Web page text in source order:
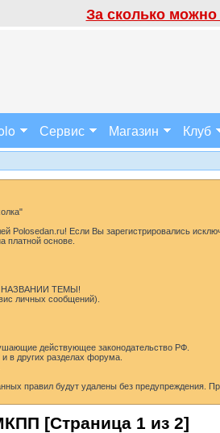
За сколько
Сервис Магазин Клуб
Polosedan.ru! Если Вы зарегистрировались
платной основе.
в НАЗВАНИИ ТЕМЫ!
личных сообщений).
действующее законодательство РФ.
в других разделах форума.
правил будут удалены без предупреждения.
[Страница 1 из 2]